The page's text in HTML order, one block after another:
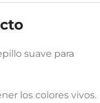
suave para
los colores vivos.